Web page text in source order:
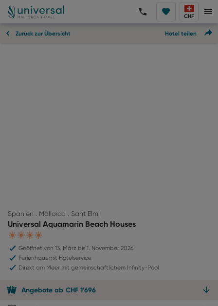
CHF
Zurück zur Übersicht Hotel teilen
Spanien . Mallorca . Sant Elm
Universal Aquamarin Beach Houses
4
Geöffnet von 13. März bis 1. November 2026
Ferienhaus mit Hotelservice
Direkt am Meer mit gemeinschaftlichem Infinity-Pool
Angebote ab CHF 1’696